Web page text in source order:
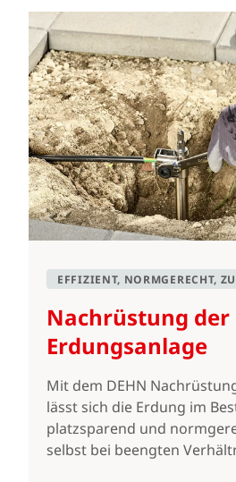
EFFIZIENT, NORMGERECHT,
Nachrüstung der
Erdungsanlage
Mit dem DEHN
lässt sich die Erdung im
platzsparend und
selbst bei beengten